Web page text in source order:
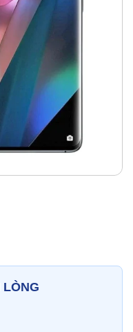
Realme
Google Pixel
Pin Oppo Pin Xiaomi
Vỏ Xiaomi Vỏ Oppo